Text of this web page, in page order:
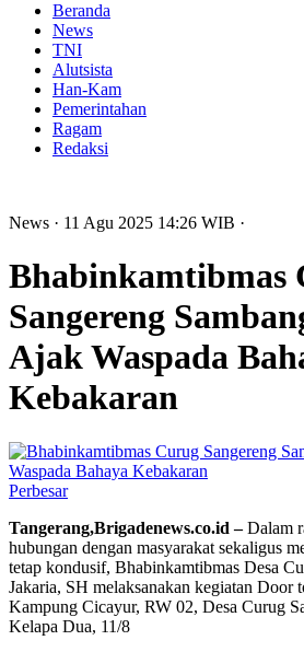
Beranda
News
TNI
Alutsista
Han-Kam
Pemerintahan
Ragam
Redaksi
News · 11 Agu 2025 14:26 WIB ·
Bhabinkamtibmas
Sangereng
Ajak Waspada
Kebakaran
Perbesar
Tangerang,Brigadenews.co.id –Dalam
hubungan dengan masyarakat sekaligus
tetap kondusif, Bhabinkamtibmas Desa
Jakaria, SH melaksanakan kegiatan Door
Kampung Cicayur, RW 02, Desa Curug
Kelapa Dua, 11/8